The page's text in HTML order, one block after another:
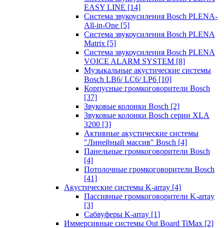
EASY LINE [14]
Система звукоусиления Bosch PLENA-
All-in-One [5]
Система звукоусиления Bosch PLENA
Matrix [5]
Система звукоусиления Bosch PLENA
VOICE ALARM SYSTEM [8]
Музыкальные акустические системы
Bosch LB6/ LC6/ LP6 [10]
Корпусные громкоговорители Bosch
[37]
Звуковые колонки Bosch [2]
Звуковые колонки Bosch серии XLA
3200 [3]
Активные акустические системы
"Линейный массив" Bosch [4]
Панельные громкоговорители Bosch
[4]
Потолочные громкоговорители Bosch
[41]
Акустические системы K-array [4]
Пассивные громкоговорители K-array
[3]
Сабвуферы K-array [1]
Иммерсивные системы Out Board TiMax [2]